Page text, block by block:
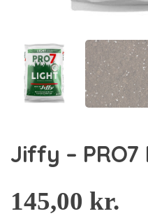
Jiffy –
145,00 kr.